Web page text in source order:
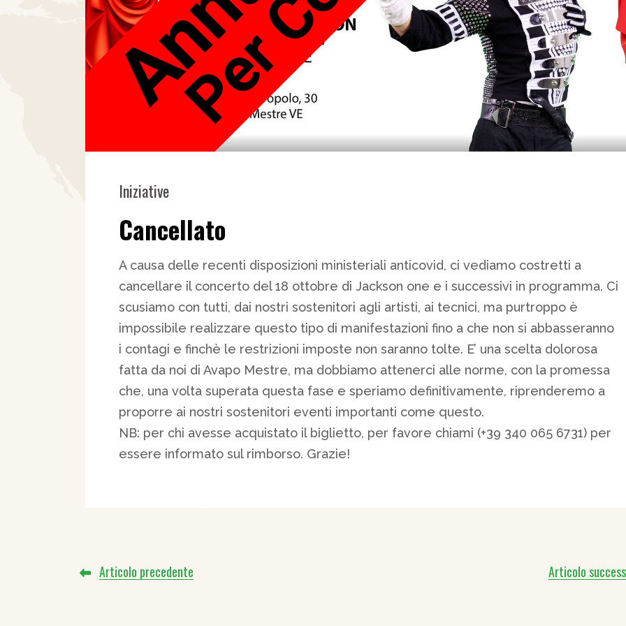
Iniziative
Cancellato
A causa delle recenti disposizioni ministeriali anticovid, ci vediamo costretti a
cancellare il concerto del 18 ottobre di Jackson one e i successivi in programma. Ci
scusiamo con tutti, dai nostri sostenitori agli artisti, ai tecnici, ma purtroppo è
impossibile realizzare questo tipo di manifestazioni fino a che non si abbasseranno
i contagi e finchè le restrizioni imposte non saranno tolte. E’ una scelta dolorosa
fatta da noi di Avapo Mestre, ma dobbiamo attenerci alle norme, con la promessa
che, una volta superata questa fase e speriamo definitivamente, riprenderemo a
proporre ai nostri sostenitori eventi importanti come questo.
NB: per chi avesse acquistato il biglietto, per favore chiami (+39 340 065 6731) per
essere informato sul rimborso. Grazie!
Articolo precedente Articolo